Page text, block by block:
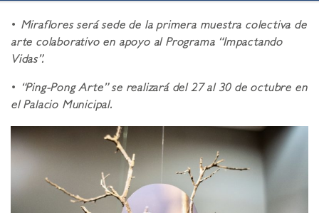
• Miraflores será sede de la primera muestra colectiva de
arte colaborativo en apoyo al Programa “Impactando
Vidas”.
•
“Ping-Pong Arte” se realizará del 27 al 30 de octubre en
el Palacio Municipal.